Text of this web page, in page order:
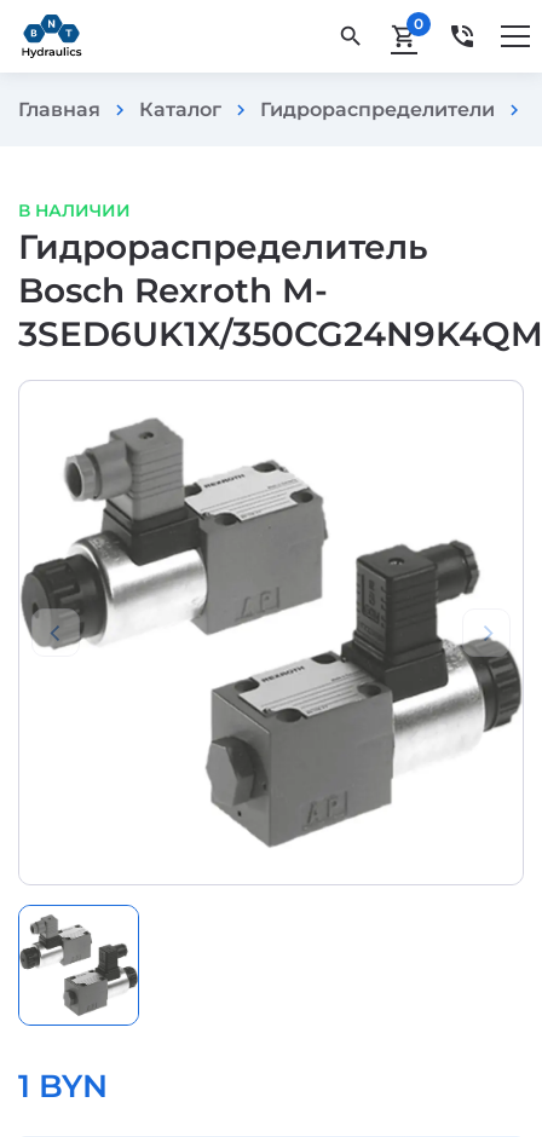
search shopping_cart0 phone_in_talk
Главная chevron_right Каталог chevron_right Гидрораспределители chevron_right
В НАЛИЧИИ
Гидрораспределитель
Bosch Rexroth M-
3SED6UK1X/
1 BYN